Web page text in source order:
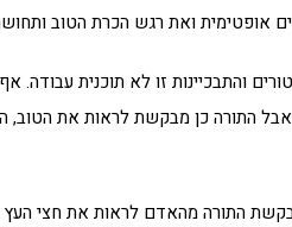
אופטימית ואת רגש הכרת הטוב
והתבכיינות זו לא תוכנית
התורה כן מבקשת לראות את הטוב,
התורה מהאדם לראות את חצי